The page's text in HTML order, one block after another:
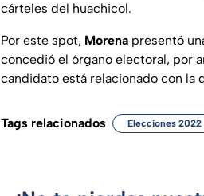
cárteles del huachicol.
Por este spot, Morena presentó
concedió el órgano electoral, por
candidato está relacionado con la
Tags relacionados Elecciones 2022